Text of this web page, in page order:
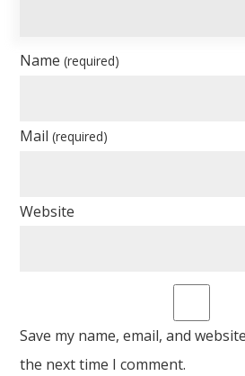
Name(required)
Mail(required)
Website
Save my name, email, and
the next time I comment.